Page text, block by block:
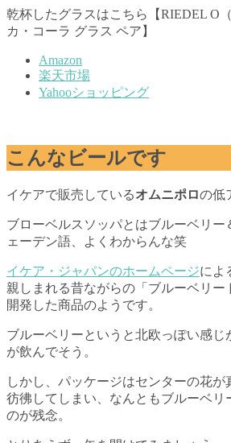
乾杯したグラスはこちら【RIEDEL O
カ・コーラ グラス ペア】
Amazon
楽天市場
Yahooショッピング
こんなビールです
イケアで販売しているオムニポロの低
ブローベルスソッパとはブルーベリー
ェーデン語、よくわからんな笑
イケア・ジャパンのホームページによ
親しまれる昔ながらの「ブルーベリー
開発した商品のようです。
ブルーベリーというと北欧っぽい感じ
が飲んでそう。
しかし、パッケージはセンターの花が
彷彿してしまい、なんともブルーベリ
のが残念。